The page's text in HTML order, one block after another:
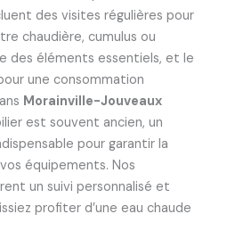
des visites régulières pour
chaudière, cumulus ou
des éléments essentiels, et le
une consommation
Morainville-Jouveaux
est souvent ancien, un
pour garantir la
équipements. Nos
un suivi personnalisé et
profiter d’une eau chaude